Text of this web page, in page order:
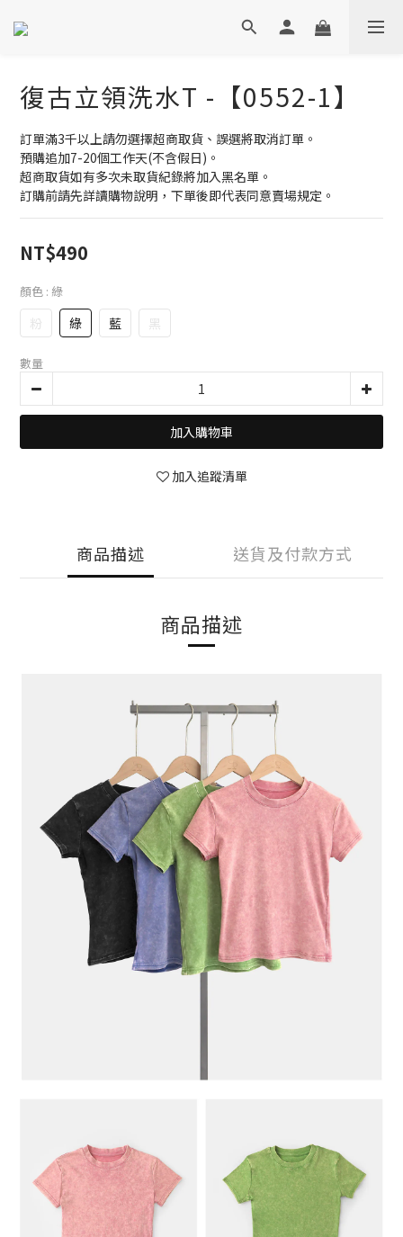
復古立領洗水T -【0552-1】
訂單滿3千以上請勿選擇超商取貨、誤選將取消訂單。
預購追加7-20個工作天(不含假日)。
超商取貨如有多次未取貨紀錄將加入黑名單。
訂購前請先詳讀購物說明，下單後即代表同意賣場規定。
NT$490
顏色 : 綠
粉 綠 藍 黑
數量
加入購物車
加入追蹤清單
商品描述 送貨及付款方式
商品描述